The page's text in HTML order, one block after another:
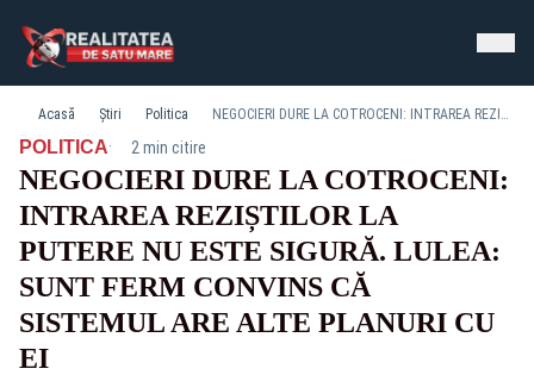
Acasă Știri Politica NEGOCIERI DURE LA COTROCENI: INTRAREA REZIȘTILOR LA PUTERE NU ESTE SIGURĂ. LULEA: SUNT FERM CONVINS CĂ SISTEMUL ARE ALTE PLANURI CU EI
POLITICA· 2 min citire
NEGOCIERI DURE LA COTROCENI:
INTRAREA REZIȘTILOR LA
PUTERE NU ESTE SIGURĂ. LULEA:
SUNT FERM CONVINS CĂ
SISTEMUL ARE ALTE PLANURI CU
EI